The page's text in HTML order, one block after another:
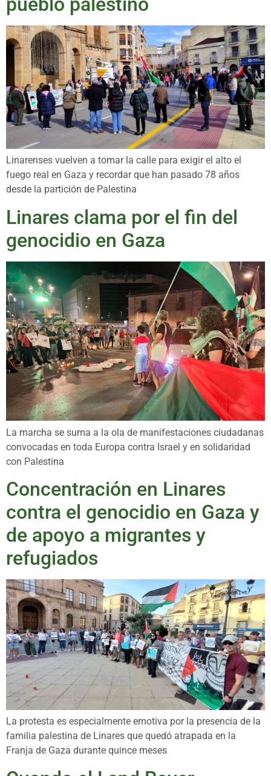
Linarenses vuelven a tomar la calle para exigir el alto el
fuego real en Gaza y recordar que han pasado 78 años
desde la partición de Palestina
Linares clama por el fin del
genocidio en Gaza
La marcha se suma a la ola de manifestaciones ciudadanas
convocadas en toda Europa contra Israel y en solidaridad
con Palestina
Concentración en Linares
contra el genocidio en Gaza y
de apoyo a migrantes y
refugiados
La protesta es especialmente emotiva por la presencia de la
familia palestina de Linares que quedó atrapada en la
Franja de Gaza durante quince meses